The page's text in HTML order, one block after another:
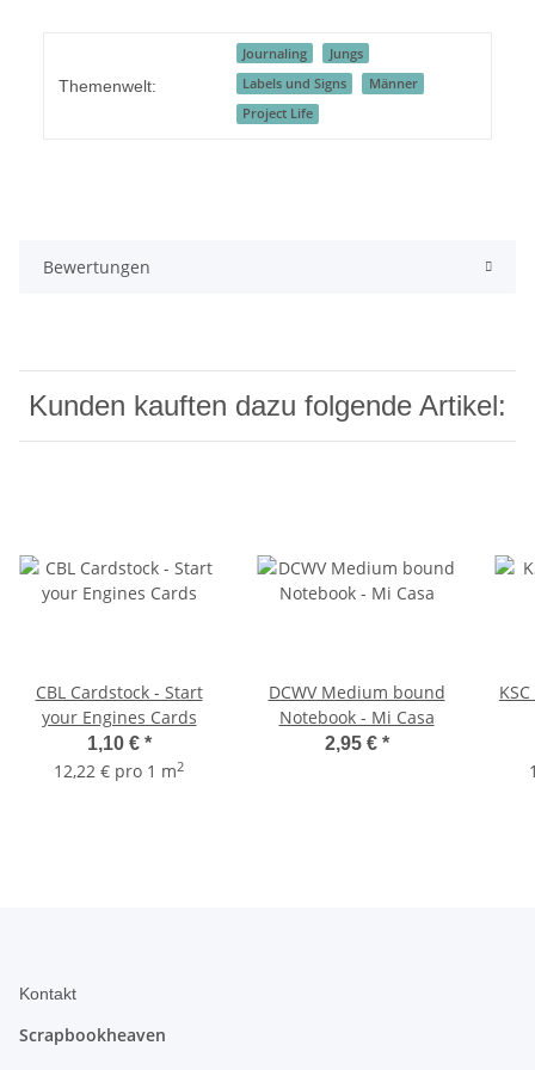
Themenwelt:
Journaling
Jungs
Labels und Signs
Männer
Project Life
Bewertungen
Kunden kauften dazu folgende Artikel:
CBL Cardstock - Start
your Engines Cards
1,10 € *
12,22 € pro 1 m2
DCWV Medium bound
Notebook - Mi Casa
2,95 € *
Kontakt
Scrapbookheaven